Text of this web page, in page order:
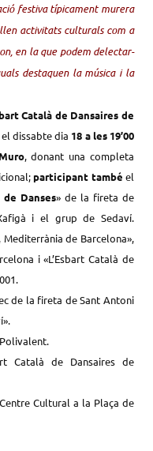
festiva típicament murera
activitats culturals com a
en la que podem delectar-
destaquen la música i la
Català de Dansaires de
dissabte dia 18 a les 19’00
, donant una completa
participant també el
Danses» de la fireta de
i el grup de Sedaví.
de Barcelona»,
i «L’Esbart Català de
de la fireta de Sant Antoni
Català de Dansaires de
Cultural a la Plaça de